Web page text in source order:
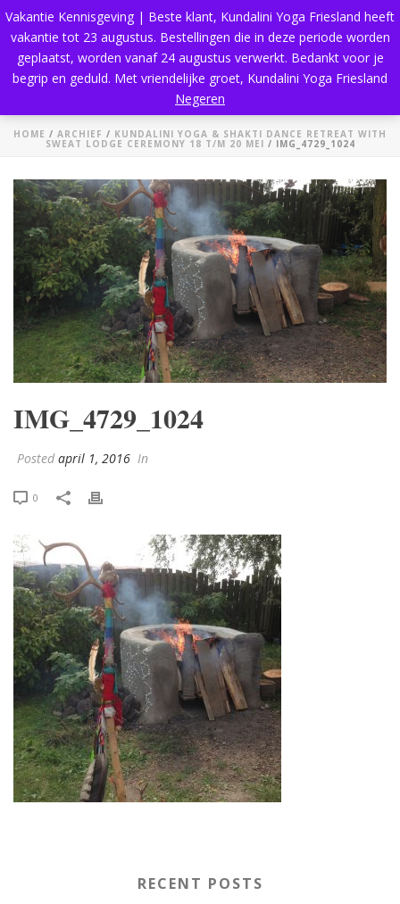
HOME / ARCHIEF / KUNDALINI YOGA & SHAKTI DANCE RETREAT WITH
SWEAT LODGE CEREMONY 18 T/M 20 MEI / IMG_4729_1024
IMG_4729_1024
Posted april 1, 2016 In
0
RECENT POSTS
Vakantie Kennisgeving | Beste klant, Kundalini Yoga Friesland heeft
vakantie tot 23 augustus. Bestellingen die in deze periode worden
geplaatst, worden vanaf 24 augustus verwerkt. Bedankt voor je
begrip en geduld. Met vriendelijke groet, Kundalini Yoga Friesland
Negeren